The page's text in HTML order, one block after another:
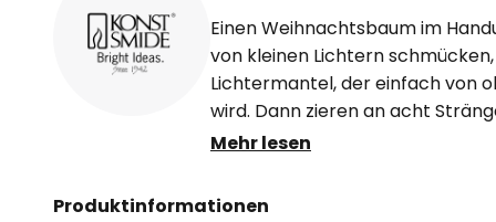
Einen Weihnachtsbaum im
von kleinen Lichtern
Lichtermantel, der einfach von
wird. Dann zieren an acht
leuchtende LEDs den Baum mit
den Dekoreffekt noch deutlich
Mehr lesen
Produktinformationen